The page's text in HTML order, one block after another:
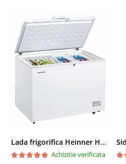
Lada frigorifica Heinner HCF-287CNHE++, 287 l, Clasa E, Compresor inverter, Iluminare LED, Functionalitate frigider, Alb
Achizitie verificata